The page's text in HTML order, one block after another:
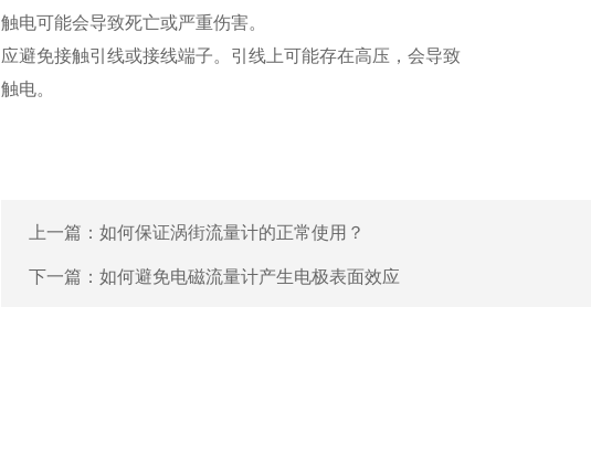
触电可能会导致死亡或严重伤害。
应避免接触引线或接线端子。引线上可能存在高压，会导致
触电。
上一篇： 如何保证涡街流量计的正常使用？
下一篇： 如何避免电磁流量计产生电极表面效应